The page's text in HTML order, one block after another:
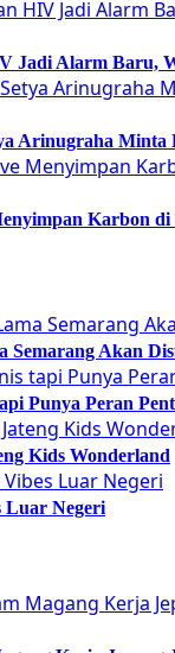
Jadi Alarm Baru,
Arinugraha
Karbon
Semarang Akan
Punya Peran
Kids Wonderland
Luar Negeri